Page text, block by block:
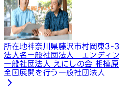
所在地神奈川県藤沢市村岡東3-
法人名一般社団法人 エンディ
一般社団法人 えにしの会 相模
全国展開を行う一般社団法人